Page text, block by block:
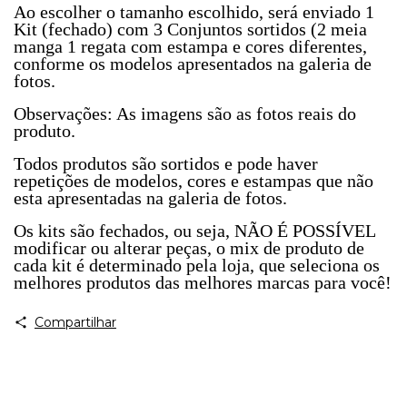
Ao escolher o tamanho escolhido, será enviado 1
Kit (fechado) com 3 Conjuntos sortidos (2 meia
manga 1 regata com estampa e cores diferentes,
conforme os modelos apresentados na galeria de
fotos.
Observações: As imagens são as fotos reais do
produto.
Todos produtos são sortidos e pode haver
repetições de modelos, cores e estampas que não
esta apresentadas na galeria de fotos.
Os kits são fechados, ou seja, NÃO É POSSÍVEL
modificar ou alterar peças, o mix de produto de
cada kit é determinado pela loja, que seleciona os
melhores produtos das melhores marcas para você!
Compartilhar